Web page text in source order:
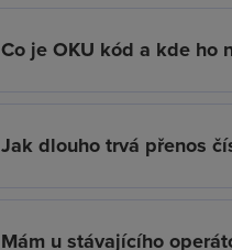
Co je OKU kód a kde ho
Jak dlouho trvá přenos
Mám u stávajícího